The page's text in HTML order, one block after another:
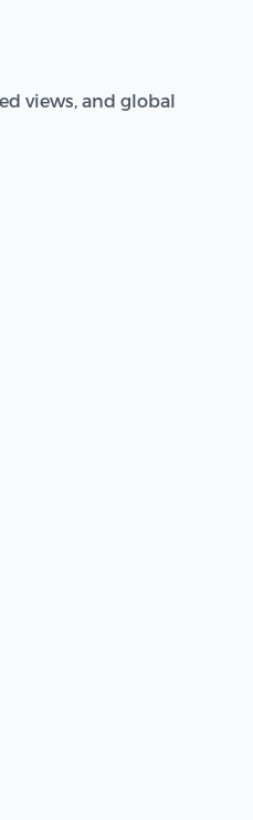
views, and global